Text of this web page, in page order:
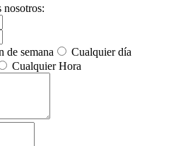
nosotros:
de semana
Cualquier día
Cualquier Hora